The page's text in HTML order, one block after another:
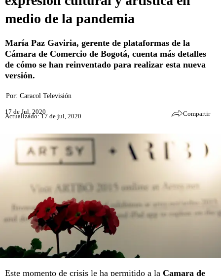
medio de la pandemia
María Paz Gaviria, gerente de plataformas de la
Cámara de Comercio de Bogotá, cuenta más detalles
de cómo se han reinventado para realizar esta nueva
versión.
Por: Caracol Televisión
17 de Jul, 2020
Actualizado: 17 de jul, 2020 Compartir
Este momento de crisis le ha permitido a la Camara de